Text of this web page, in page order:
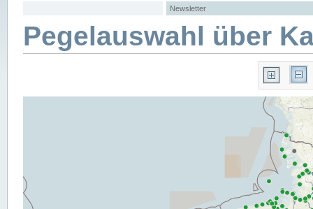
Newsletter
Pegelauswahl über